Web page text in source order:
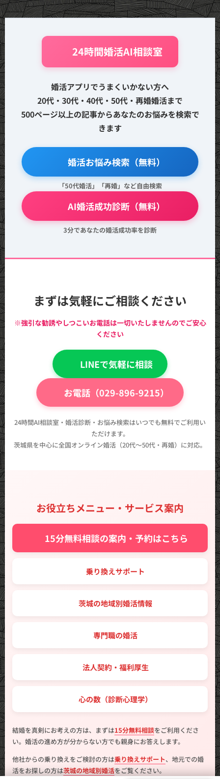
🤖 24時間婚活AI相談室
婚活アプリでうまくいかない方へ
20代・30代・40代・50代・再婚婚活まで
500ページ以上の記事からあなたのお悩みを検索で
きます
🔍 婚活お悩み検索（無料）
「50代婚活」「再婚」など自由検索
💖 AI婚活成功診断（無料）
3分であなたの婚活成功率を診断
まずは気軽にご相談ください
※強引な勧誘やしつこいお電話は一切いたしませんのでご安心
ください
💬 LINEで気軽に相談
📞 お電話（029-896-9215）
24時間AI相談室・婚活診断・お悩み検索はいつでも無料でご利用い
ただけます。
茨城県を中心に全国オンライン婚活（20代〜50代・再婚）に対応。
お役立ちメニュー・サービス案内
✨ 15分無料相談の案内・予約はこちら
🔑 乗り換えサポート
🗾 茨城の地域別婚活情報
💼 専門職の婚活
🤝 法人契約・福利厚生
💖 心の数（診断心理学）
結婚を真剣にお考えの方は、まずは15分無料相談をご利用くださ
い。婚活の進め方が分からない方でも親身にお答えします。
他社からの乗り換えをご検討の方は乗り換えサポート、地元での婚
活をお探しの方は茨城の地域別婚活をご覧ください。